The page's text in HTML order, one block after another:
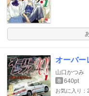
オーバ
山口かつみ
巻 640pt
お気に入り：